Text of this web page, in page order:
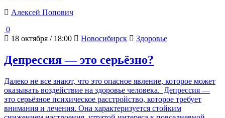
Алексей Попович
0
18 октября / 18:00
Новосибирск Здоровье
Депрессия — это серьёзно?
Далеко не все знают, что это опасное явление, которое может
оказывать воздействие на здоровье человека. Депрессия —
это серьёзное психическое расстройство, которое требует
внимания и лечения. Она характеризуется стойким